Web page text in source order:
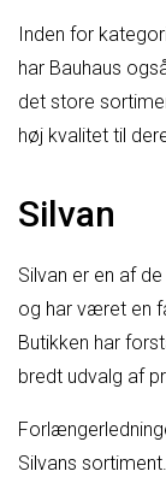
Inden for
har Bauhaus
det store
høj kvalitet til
Silvan
Silvan er en af
og har været en
Butikken har
bredt udvalg af
Silvans